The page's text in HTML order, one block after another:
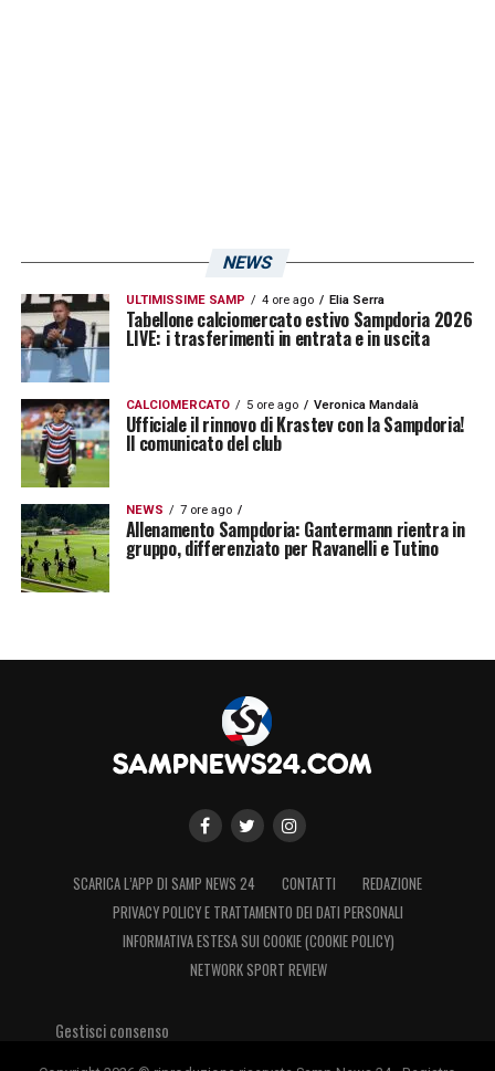
il Goal e l’Over sono dati a 1,60,
testimonianza che le previsioni vogliano una
partita spettacolare anche sul lato
realizzativo.
LA PLAYLIST DELLE NOSTRE TOP NEWS
NEWS
ULTIMISSIME SAMP 4 ore ago Elia Serra
Tabellone calciomercato estivo Sampdoria 2026
LIVE: i trasferimenti in entrata e in uscita
CALCIOMERCATO 5 ore ago Veronica Mandalà
Ufficiale il rinnovo di Krastev con la Sampdoria!
Il comunicato del club
NEWS 7 ore ago
Allenamento Sampdoria: Gantermann rientra in
gruppo, differenziato per Ravanelli e Tutino
SCARICA L’APP DI SAMP NEWS 24 CONTATTI
REDAZIONE
PRIVACY POLICY E TRATTAMENTO DEI DATI PERSONALI
INFORMATIVA ESTESA SUI COOKIE (COOKIE POLICY)
NETWORK SPORT REVIEW
Gestisci consenso